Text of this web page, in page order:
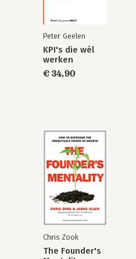
Peter Geelen
KPI's die wél
werken
€ 34,90
Chris Zook
The Founder's